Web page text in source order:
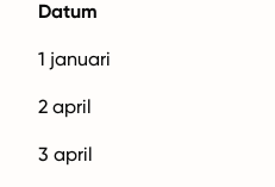
Datum
1 januari
2 april
3 april